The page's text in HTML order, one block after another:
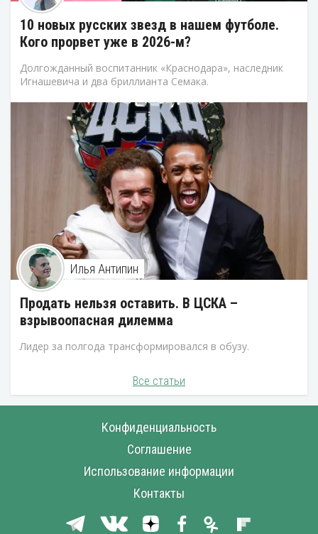
10 новых русских звезд в нашем футболе.
Кого прорвет уже в 2026-м?
Долгожданный воспитанник «Краснодара», наследник
Игнашевича и два бриллианта Семака.
Илья Антипин
Продать нельзя оставить. В ЦСКА –
взрывоопасная дилемма
Лидер за полгода трансформировался в обузу.
Все статьи
Конфиденциальность
Соглашение
Использование информации
Контакты